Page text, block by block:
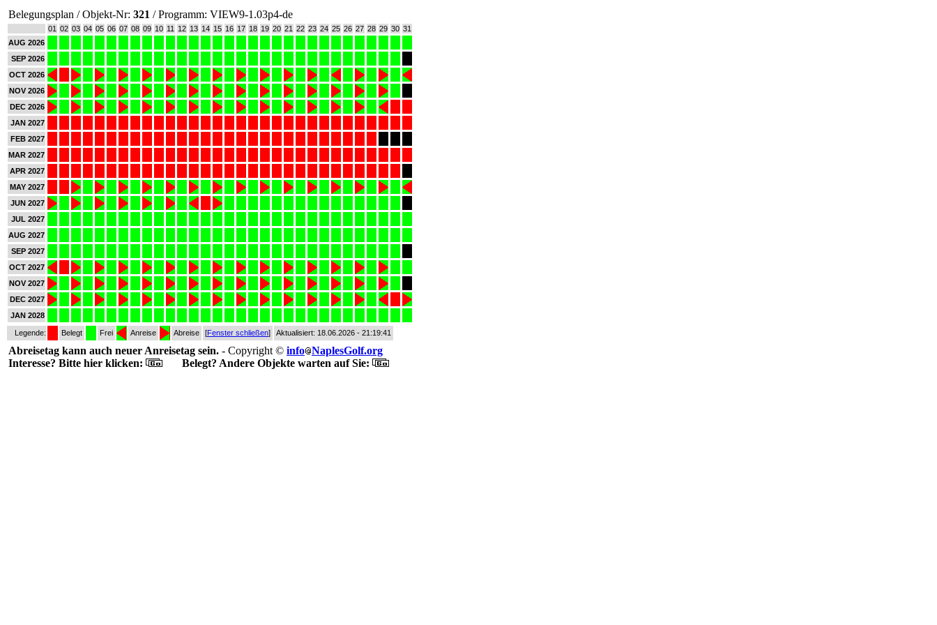
Belegungsplan / Objekt-Nr: 321 / Programm: VIEW9-1.03p4-de
01 02 03 04 05 06 07 08 09 10 11 12 13 14 15 16 17 18 19 20 21 22 23 24 25 26 27 28 29 30 31
AUG 2026
SEP 2026
OCT 2026
NOV 2026
DEC 2026
JAN 2027
FEB 2027
MAR 2027
APR 2027
MAY 2027
JUN 2027
JUL 2027
AUG 2027
SEP 2027
OCT 2027
NOV 2027
DEC 2027
JAN 2028
Legende: Belegt Frei Anreise Abreise [Fenster schließen] Aktualisiert: 18.06.2026 - 21:19:41
Abreisetag kann auch neuer Anreisetag sein. - Copyright © info NaplesGolf.org
Interesse? Bitte hier klicken:
Belegt? Andere Objekte warten auf Sie: